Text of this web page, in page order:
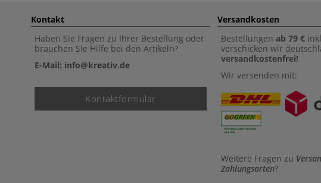
Kontakt
Haben Sie Fragen zu Ihrer Bestellung oder
brauchen Sie Hilfe bei den Artikeln?
E-Mail: info@kreativ.de
Kontaktformular
Versandkosten
Bestellungen ab 79 €
verschicken wir
versandkostenfrei!
Wir versenden mit:
Weitere Fragen zu
Zahlungsarten?